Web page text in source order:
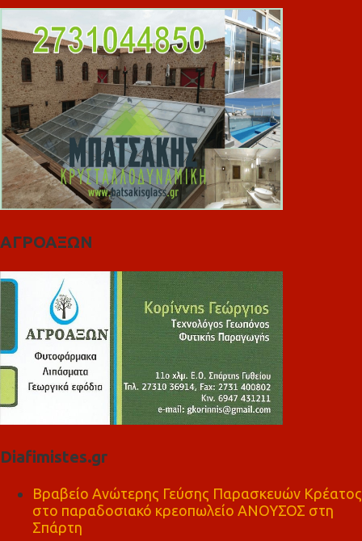
ΑΓΡΟΑΞΩΝ
Diafimistes.gr
Βραβείο Ανώτερης Γεύσης Παρασκευών Κρέατος
στο παραδοσιακό κρεοπωλείο ΑΝΟΥΣΟΣ στη
Σπάρτη